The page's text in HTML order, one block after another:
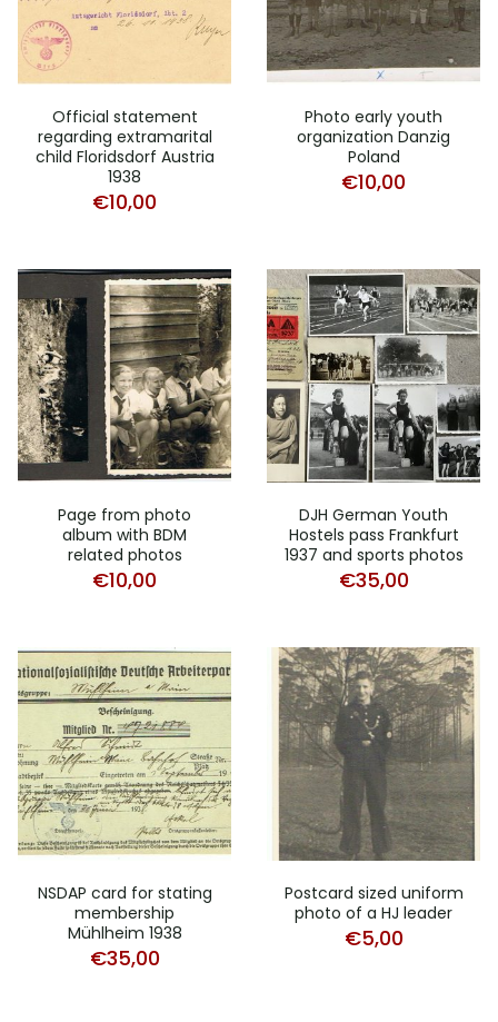
Official statement
regarding extramarital
child Floridsdorf Austria
1938
€10,00
Photo early youth
organization Danzig
Poland
€10,00
Page from photo
album with BDM
related photos
€10,00
DJH German Youth
Hostels pass Frankfurt
1937 and sports photos
€35,00
NSDAP card for stating
membership
Mühlheim 1938
€35,00
Postcard sized uniform
photo of a HJ leader
€5,00